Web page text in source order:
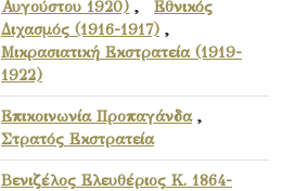
Αυγούστου 1920) , Εθνικός
Διχασμός (1916-1917) ,
Μικρασιατική Εκστρατεία (1919-
1922)
Επικοινωνία Προπαγάνδα,
Στρατός Εκστρατεία
Βενιζέλος Ελευθέριος Κ. 1864-